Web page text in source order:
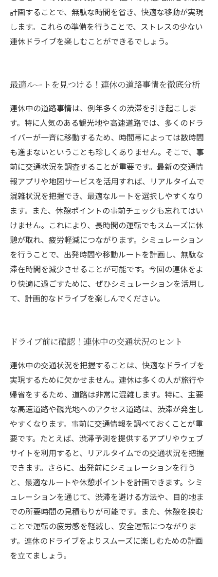
計画することで、無駄な時間を省き、快適な移動が実現
します。これらの準備を行うことで、ストレスの少ない
連休ドライブを楽しむことができるでしょう。
最適ルートを見つける！連休の道路事情を徹底分析
連休中の道路事情は、例年多くの渋滞を引き起こしま
す。特に人気のある観光地や高速道路では、多くのドラ
イバーが一斉に移動するため、時間帯によっては数時間
も進まないということも珍しくありません。そこで、事
前に交通状況を調査することが重要です。最新の交通情
報アプリや地図サービスを活用すれば、リアルタイムで
混雑状況を把握でき、最適なルートを選択しやすくなり
ます。また、休憩ポイントの事前チェックも忘れてはい
けません。これにより、長時間の運転でもスムーズに休
憩が取れ、疲労軽減につながります。シミュレーション
を行うことで、出発時間や移動ルートを計画し、無駄な
滞在時間を減少させることが可能です。今回の連休をよ
り快適に過ごすために、ぜひシミュレーションを活用し
て、計画的なドライブを楽しんでください。
ドライブ前に確認！連休中の交通状況のヒント
連休中の交通状況を把握することは、快適なドライブを
実現するために欠かせません。連休は多くの人が旅行や
帰省をするため、道路は非常に混雑します。特に、主要
な高速道路や観光地へのアクセス道路は、渋滞が発生し
やすくなります。事前に交通情報を調べておくことが重
要です。たとえば、渋滞予測を提供するアプリやウェブ
サイトを利用すると、リアルタイムでの交通状況を把握
できます。さらに、出発前にシミュレーションを行う
と、最適なルートや休憩ポイントを計画できます。シミ
ュレーションを通じて、渋滞を避ける方法や、目的地ま
での所要時間の見積もりが可能です。また、休憩を挟む
ことで運転の疲労感を軽減し、安全運転につながりま
す。連休のドライブをよりスムーズに楽しむための計画
を立てましょう。